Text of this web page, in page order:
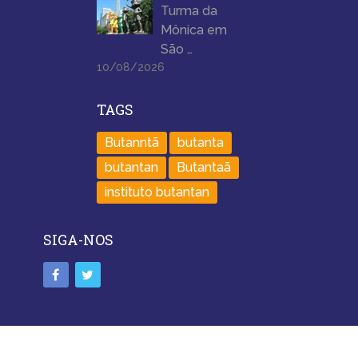
Turma da
Mônica em
São …
10/08/2026
TAGS
Butanntã
butanta
butantan
Butantaã
instituto butantan
SIGA-NOS